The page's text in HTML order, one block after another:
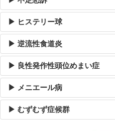
▶ ヒステリー球
▶ 逆流性食道炎
▶ 良性発作性頭位めまい症
▶ メニエール病
▶ むずむず症候群